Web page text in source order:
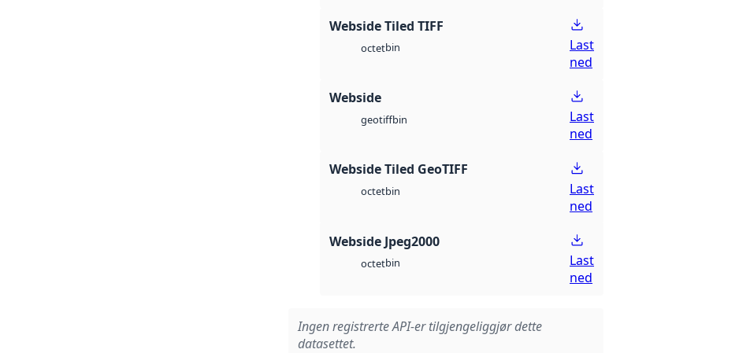
Webside Tiled TIFF
octetbin
Last
ned
Webside
geotiffbin
Last
ned
Webside Tiled GeoTIFF
octetbin
Last
ned
Webside Jpeg2000
octetbin
Last
ned
Ingen registrerte API-er tilgjengeliggjør dette
datasettet.